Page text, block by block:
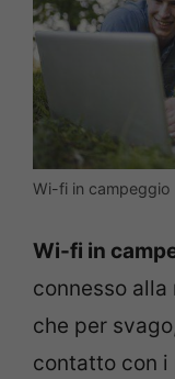
Wi-fi in campeggio
Wi-fi in
connesso
che per
contatto con i